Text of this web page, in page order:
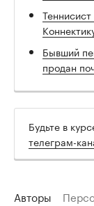
Бывший
продан
Будьте в
телеграм-
Авторы